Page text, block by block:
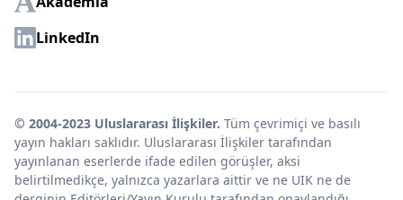
LinkedIn
© 2004-2023 Uluslararası İlişkiler. Tüm çevrimiçi ve basılı
yayın hakları saklıdır. Uluslararası İlişkiler tarafından
yayınlanan eserlerde ifade edilen görüşler, aksi
belirtilmedikçe, yalnızca yazarlara aittir ve ne UIK ne de